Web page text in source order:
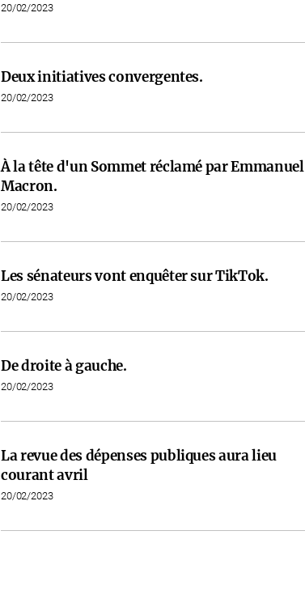
20/02/2023
Deux initiatives convergentes.
20/02/2023
À la tête d'un Sommet réclamé par Emmanuel
Macron.
20/02/2023
Les sénateurs vont enquêter sur TikTok.
20/02/2023
De droite à gauche.
20/02/2023
La revue des dépenses publiques aura lieu
courant avril
20/02/2023